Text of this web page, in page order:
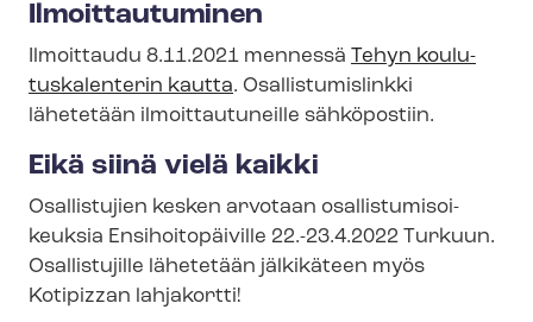
Ilmoittautuminen
Ilmoittaudu 8.11.2021 mennessä Tehyn kou­lu­
tus­ka­len­te­rin kautta. Osal­lis­tu­mis­link­ki
lähetetään ilmoittautuneille sähköpostiin.
Eikä siinä vielä kaikki
Osallistujien kesken arvotaan osal­lis­tu­mi­soi­
keuk­sia Ensihoitopäiville 22.-23.4.2022 Turkuun.
Osallistujille lähetetään jälkikäteen myös
Kotipizzan lahjakortti!